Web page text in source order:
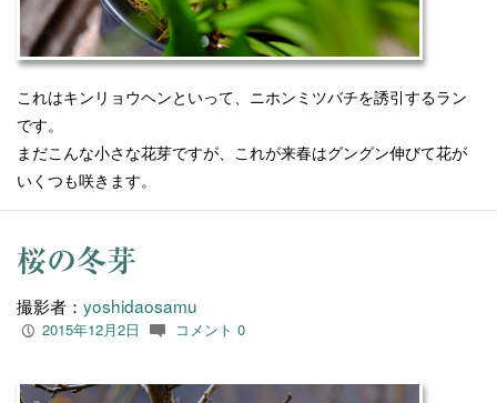
これはキンリョウヘンといって、ニホンミツバチを誘引するラン
です。
まだこんな小さな花芽ですが、これが来春はグングン伸びて花が
いくつも咲きます。
桜の冬芽
撮影者： yoshidaosamu
P 2015年12月2日 c コメント 0